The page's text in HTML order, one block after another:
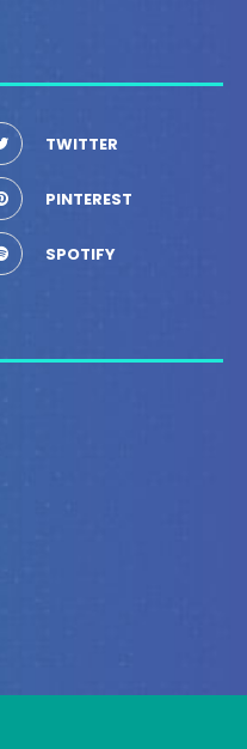
TWITTER
PINTEREST
SPOTIFY